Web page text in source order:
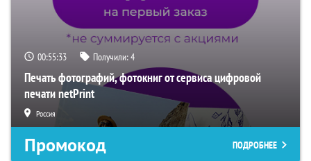
00:55:32 Получили:4
Печать фотографий, фотокниг от сервиса цифровой
печати netPrint
Россия
Промокод ПОДРОБНЕЕ